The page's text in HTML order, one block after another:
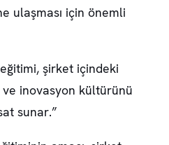
ulaşması için önemli
şirket içindeki
inovasyon kültürünü
sunar.”